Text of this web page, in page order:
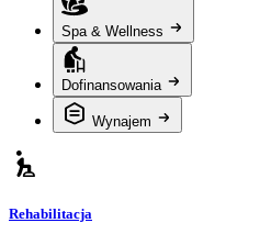
Spa & Wellness
Dofinansowania
Wynajem
Rehabilitacja